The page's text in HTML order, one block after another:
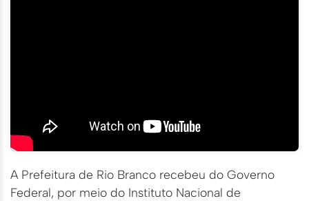
A Prefeitura de Rio Branco recebeu do Governo
Federal, por meio do Instituto Nacional de